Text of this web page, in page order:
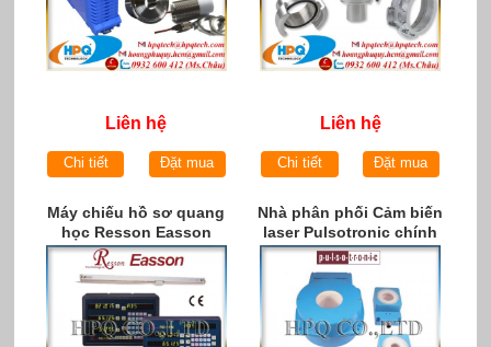
Liên hệ
Chi tiết Đặt mua
Liên hệ
Chi tiết Đặt mua
Máy chiếu hồ sơ quang
học Resson Easson
Nhà phân phối Cảm biến
laser Pulsotronic chính
hãng tại Việt Nam